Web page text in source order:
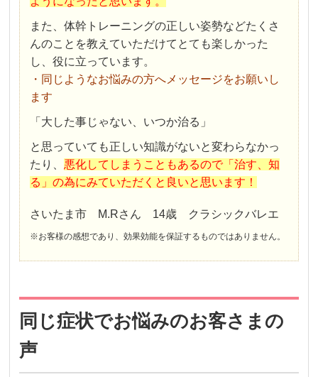
また、体幹トレーニングの正しい姿勢などたくさ
んのことを教えていただけてとても楽しかった
し、役に立っています。
・同じようなお悩みの方へメッセージをお願いし
ます
「大した事じゃない、いつか治る」
と思っていても正しい知識がないと変わらなかっ
たり、 悪化してしまうこともあるので「治す、知
る」の為にみていただくと良いと思います！
さいたま市 M.Rさん 14歳 クラシックバレエ
※お客様の感想であり、効果効能を保証するものではありません。
同じ症状でお悩みのお客さまの
声